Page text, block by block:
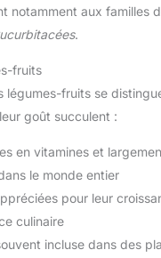
notamment aux familles
.
fruits
légumes-fruits se
goût succulent :
en vitamines et
le monde entier
pour leur
culinaire
incluse dans des